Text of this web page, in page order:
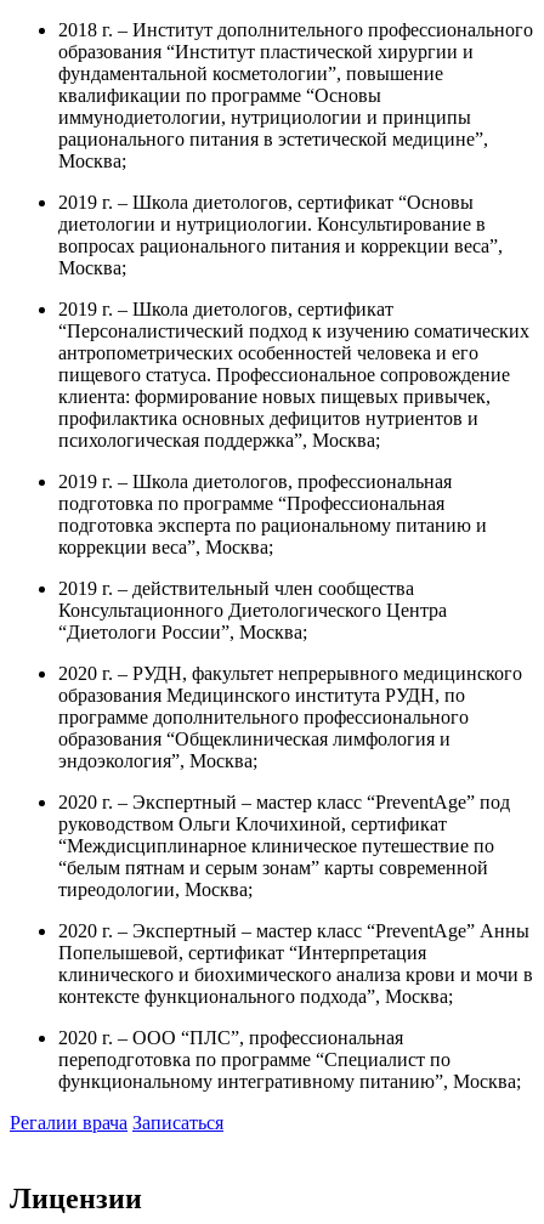
2018 г. – Институт дополнительного профессионального
образования “Институт пластической хирургии и
фундаментальной косметологии”, повышение
квалификации по программе “Основы
иммунодиетологии, нутрициологии и принципы
рационального питания в эстетической медицине”,
Москва;
2019 г. – Школа диетологов, сертификат “Основы
диетологии и нутрициологии. Консультирование в
вопросах рационального питания и коррекции веса”,
Москва;
2019 г. – Школа диетологов, сертификат
“Персоналистический подход к изучению соматических
антропометрических особенностей человека и его
пищевого статуса. Профессиональное сопровождение
клиента: формирование новых пищевых привычек,
профилактика основных дефицитов нутриентов и
психологическая поддержка”, Москва;
2019 г. – Школа диетологов, профессиональная
подготовка по программе “Профессиональная
подготовка эксперта по рациональному питанию и
коррекции веса”, Москва;
2019 г. – действительный член сообщества
Консультационного Диетологического Центра
“Диетологи России”, Москва;
2020 г. – РУДН, факультет непрерывного медицинского
образования Медицинского института РУДН, по
программе дополнительного профессионального
образования “Общеклиническая лимфология и
эндоэкология”, Москва;
2020 г. – Экспертный – мастер класс “PreventAge” под
руководством Ольги Клочихиной, сертификат
“Междисциплинарное клиническое путешествие по
“белым пятнам и серым зонам” карты современной
тиреодологии, Москва;
2020 г. – Экспертный – мастер класс “PreventAge” Анны
Попелышевой, сертификат “Интерпретация
клинического и биохимического анализа крови и мочи в
контексте функционального подхода”, Москва;
2020 г. – ООО “ПЛС”, профессиональная
переподготовка по программе “Специалист по
функциональному интегративному питанию”, Москва;
Регалии врача Записаться
Лицензии